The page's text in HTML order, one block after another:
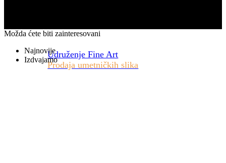
Udruženje Fine Art
Prodaja umetničkih slika
Možda ćete biti zainteresovani
Najnovije
Izdvajamo